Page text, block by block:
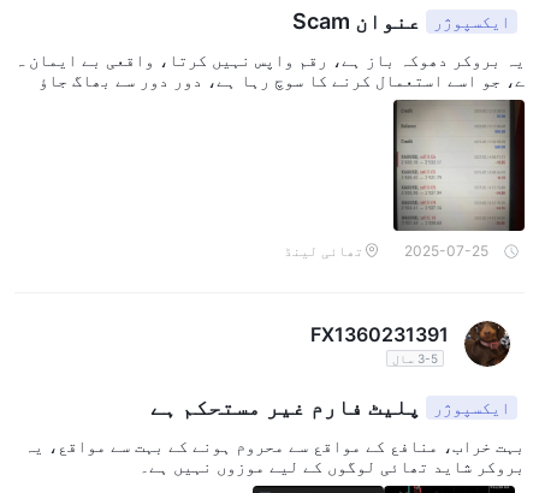
ایکسپوژر عنوان Scam
یہ بروکر دھوکہ باز ہے، رقم واپس نہیں کرتا، واقعی بے ایمان ہ
ے، جو اسے استعمال کرنے کا سوچ رہا ہے، دور دور سے بھاگ جاؤ
2025-07-25 تھائی لینڈ
FX1360231391
3-5 سال
ایکسپوژر پلیٹ فارم غیر مستحکم ہے
بہت خراب، منافع کے مواقع سے محروم ہونے کے بہت سے مواقع، یہ
بروکر شاید تھائی لوگوں کے لیے موزوں نہیں ہے۔